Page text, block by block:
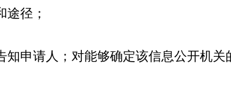
径；
申请人；对能够确定该信息公开机关